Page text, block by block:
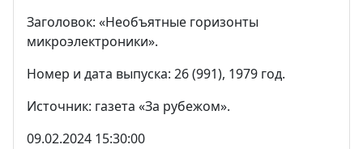
Заголовок: «Необъятные горизонты
микроэлектроники».
Номер и дата выпуска: 26 (991), 1979 год.
Источник: газета «За рубежом».
09.02.2024 15:30:00